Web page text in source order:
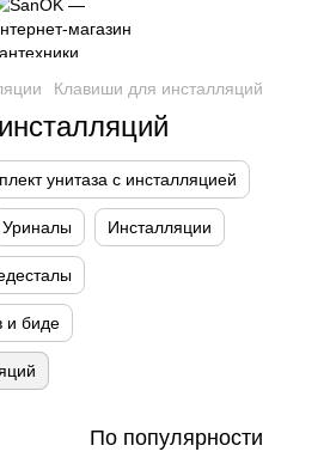
Клавиши для инсталляций
унитаза с инсталляцией
Уриналы Инсталляции
и биде
По популярности